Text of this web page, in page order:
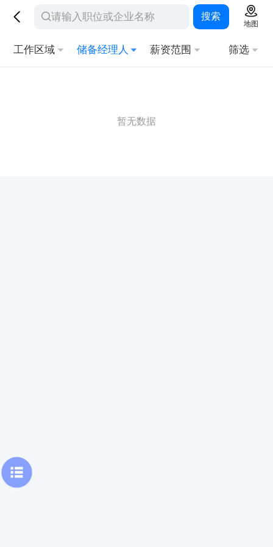
搜索
地图
工作区域 储备经理人 薪资范围 筛选
暂无数据